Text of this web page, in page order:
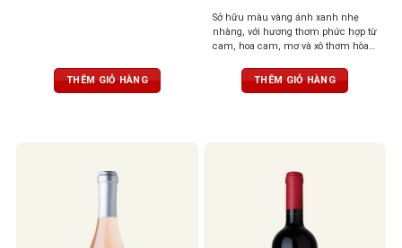
THÊM GIỎ HÀNG
Sở hữu màu vàng ánh xanh nhẹ
nhàng, với hương thơm phức hợp từ
cam, hoa cam, mơ và xô thơm hòa
sủi tăm mịn màng, cân bằng hoàn
hảo giữa vị ngọt dịu và độ tươi mát,
THÊM GIỎ HÀNG